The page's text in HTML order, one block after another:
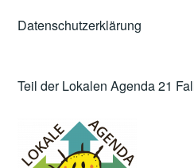
Datenschutzerklärung
Teil der Lokalen Agenda 21